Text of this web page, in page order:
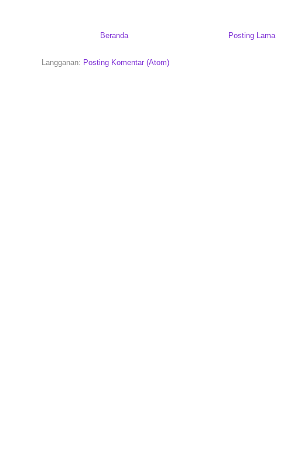
Posting Lama
Beranda
Langganan: Posting Komentar (Atom)